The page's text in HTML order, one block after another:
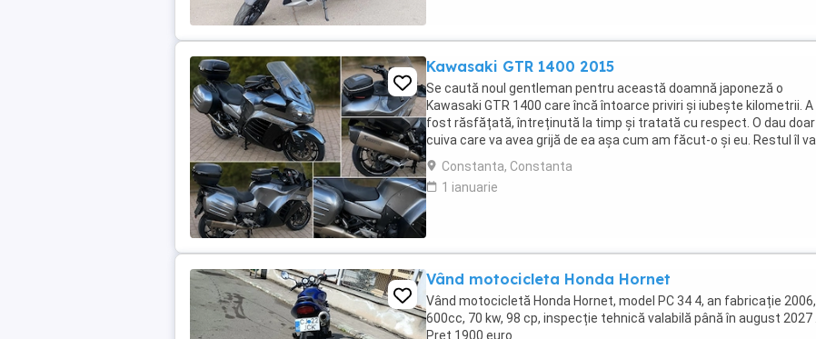
Kawasaki GTR 1400 2015
Se caută noul gentleman pentru această doamnă japoneză o
Kawasaki GTR 1400 care încă întoarce priviri și iubește kilometrii. A
fost răsfățată, întreținută la timp și tratată cu respect. O dau doar
cuiva care va avea grijă de ea așa cum am făcut-o și eu. Restul îl va
convinge ea la prima cheie. Vă ...
Constanta, Constanta
1 ianuarie
Vând motocicleta Honda Hornet
Vând motocicletă Honda Hornet, model PC 34 4, an fabricație 2006,
600cc, 70 kw, 98 cp, inspecție tehnică valabilă până în august 2027 .
Preț 1900 euro